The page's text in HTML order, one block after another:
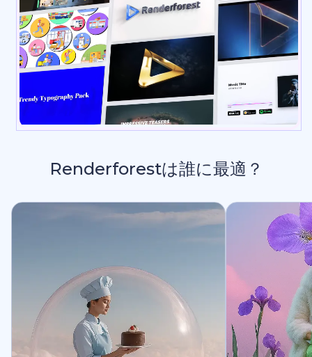
Renderforestは誰に最適？